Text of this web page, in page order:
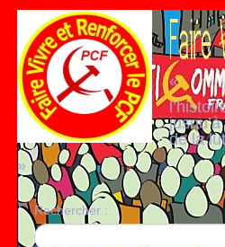
«
de la
»
Rechercher :